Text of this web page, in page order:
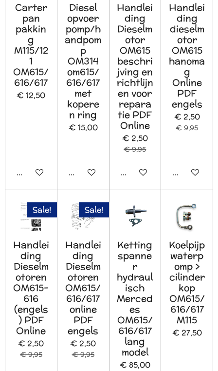
Carter
pan
pakkin
g
M115/12
1
OM615/
616/617
€ 12,50
In winkelwagen
Diesel
opvoer
pomp/h
andpom
p
OM314
om615/
616/617
met
kopere
n ring
€ 15,00
In winkelwagen
Handlei
ding
Dieselm
otor
OM615
beschri
jving en
richtlijn
en voor
repara
tie PDF
Online
€ 2,50
€ 9,95
In winkelwagen
Handlei
ding
dieselm
otor
OM615
hanoma
g
Online
PDF
engels
€ 2,50
€ 9,95
In
Sale!
Handlei
ding
Dieselm
otoren
OM615-
616
(engels
) PDF
Online
€ 2,50
€ 9,95
Sale!
Handlei
ding
Dieselm
otoren
OM615/
616/617
online
PDF
engels
€ 2,50
€ 9,95
Ketting
spanne
r
hydraul
isch
Merced
es
OM615/
616/617
lang
model
€ 85,00
Koelpijp
waterp
omp >
cilinder
kop
OM615/
616/617
M115
€ 27,50